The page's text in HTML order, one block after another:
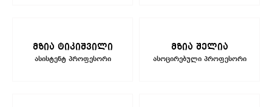
მზია ტიკიშვილი
ასისტენტ პროფესორი
მზია შელია
ასოცირებული პროფესორი